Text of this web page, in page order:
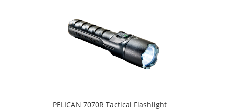
PELICAN 7070R Tactical Flashlight